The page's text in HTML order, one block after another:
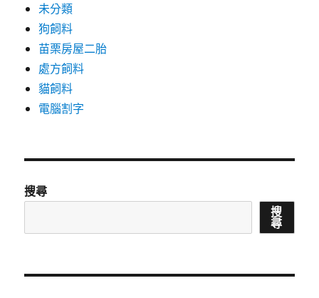
未分類
狗飼料
苗栗房屋二胎
處方飼料
貓飼料
電腦割字
搜尋
搜
尋